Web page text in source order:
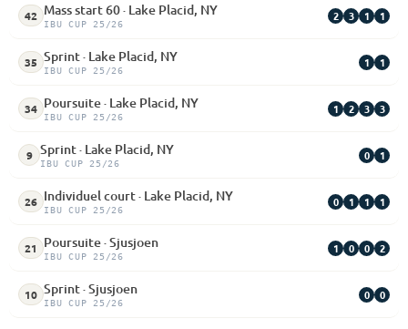
42 Mass start 60 · Lake Placid, NY
IBU CUP 25/26
2 3 1 1
35 Sprint · Lake Placid, NY
IBU CUP 25/26
1 1
34 Poursuite · Lake Placid, NY
IBU CUP 25/26
1 2 3 3
9 Sprint · Lake Placid, NY
IBU CUP 25/26
0 1
26 Individuel court · Lake Placid, NY
IBU CUP 25/26
0 1 1 1
21 Poursuite · Sjusjoen
IBU CUP 25/26
1 0 0 2
10 Sprint · Sjusjoen
IBU CUP 25/26
0 0